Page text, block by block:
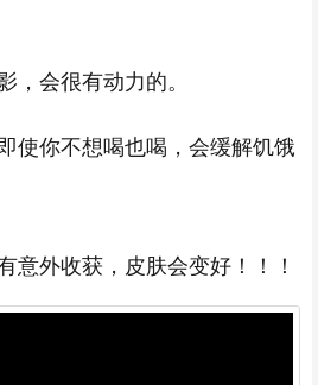
，会很有动力的。
使你不想喝也喝，会缓解饥饿
意外收获，皮肤会变好！！！